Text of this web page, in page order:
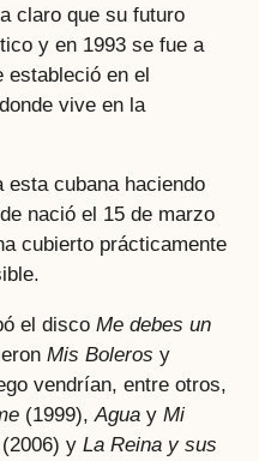
claro que su futuro
y en 1993 se fue a
estableció en el
vive en la
esta cubana haciendo
nació el 15 de marzo
cubierto prácticamente
el disco Me debes un
Mis Boleros y
vendrían, entre otros,
(1999), Agua y Mi
(2006) y La Reina y sus